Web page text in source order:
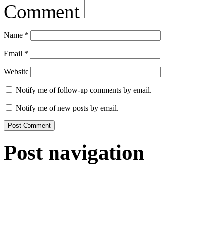
Comment
Name *
Email *
Website
Notify me of follow-up comments by email.
Notify me of new posts by email.
Post navigation